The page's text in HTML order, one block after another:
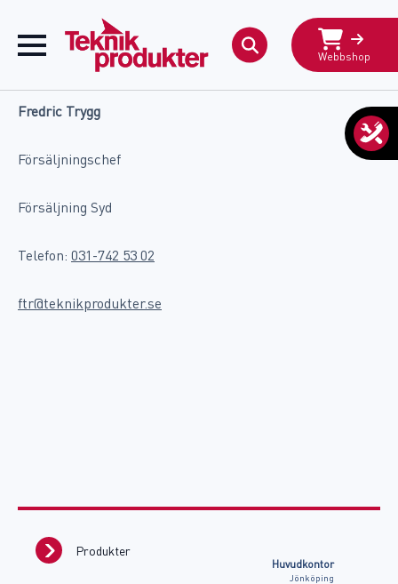
Webbshop
Fredric Trygg
Försäljningschef
Försäljning Syd
Telefon: 031-742 53 02
ftr@teknikprodukter.se
Produkter
Huvudkontor
Jönköping